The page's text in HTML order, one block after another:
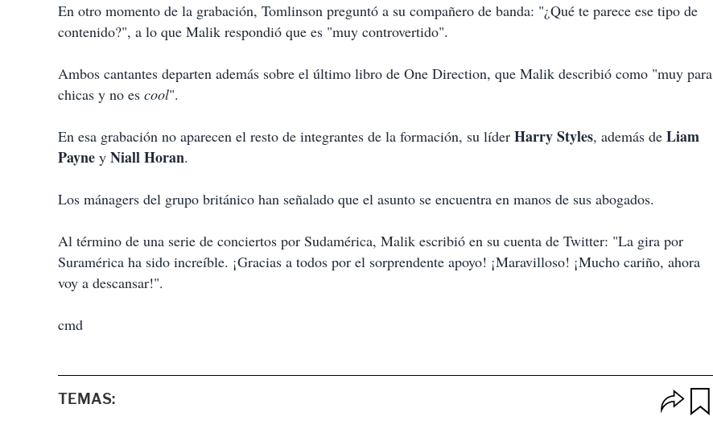
En otro momento de la grabación, Tomlinson preguntó a su compañero de banda: "¿Qué te parece ese tipo de
contenido?", a lo que Malik respondió que es "muy controvertido".
Ambos cantantes departen además sobre el último libro de One Direction, que Malik describió como "muy para
chicas y no es cool".
En esa grabación no aparecen el resto de integrantes de la formación, su líder Harry Styles, además de Liam
Payne y Niall Horan.
Los mánagers del grupo británico han señalado que el asunto se encuentra en manos de sus abogados.
Al término de una serie de conciertos por Sudamérica, Malik escribió en su cuenta de Twitter: "La gira por
Suramérica ha sido increíble. ¡Gracias a todos por el sorprendente apoyo! ¡Maravilloso! ¡Mucho cariño, ahora
voy a descansar!".
cmd
TEMAS:
p